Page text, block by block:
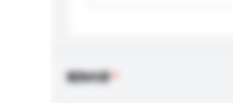
查詢內容